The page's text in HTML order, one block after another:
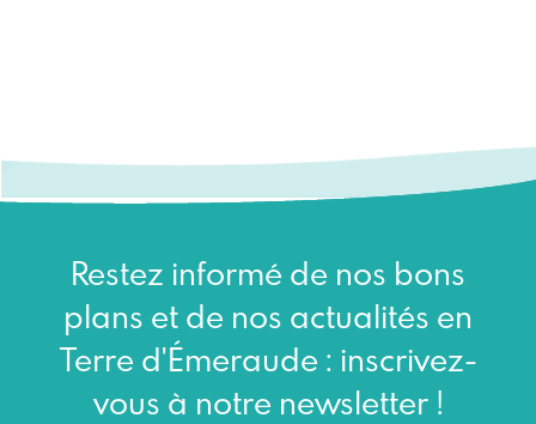
Restez informé de nos bons
plans et de nos actualités en
Terre d'Émeraude : inscrivez-
vous à notre newsletter !